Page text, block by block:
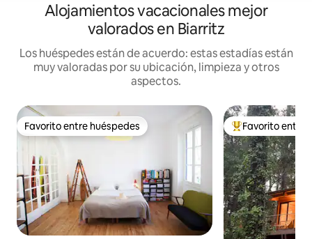
Alojamientos vacacionales mejor
valorados en Biarritz
Los huéspedes están de acuerdo: estas estadías están
muy valoradas por su ubicación, limpieza y otros
aspectos.
Favorito entre huéspedes
Favorito entre huéspedes Favorito entre
Favorito entre